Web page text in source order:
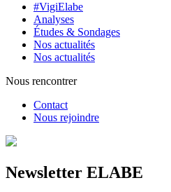
#VigiElabe
Analyses
Études & Sondages
Nos actualités
Nos actualités
Nous rencontrer
Contact
Nous rejoindre
Newsletter ELABE